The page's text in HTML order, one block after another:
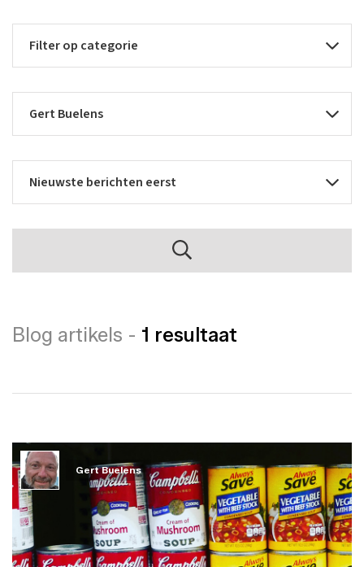
Blog artikels - 1 resultaat
Gert Buelens